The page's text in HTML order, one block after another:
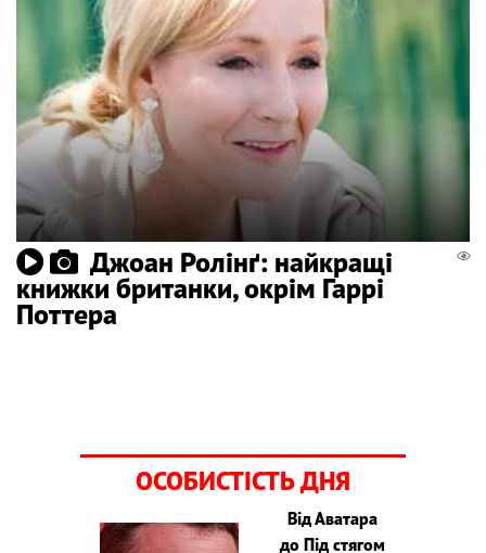
Джоан Ролінґ: найкращі
книжки британки, окрім Гаррі
Поттера
ОСОБИСТІСТЬ ДНЯ
Від Аватара
до Під стягом